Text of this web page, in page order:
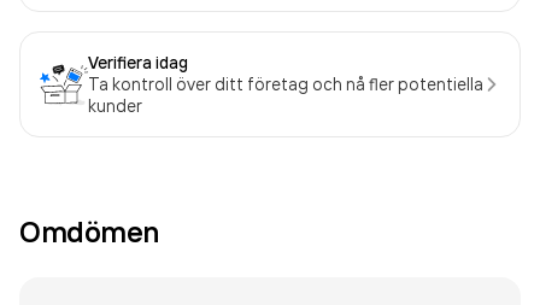
Verifiera idag
Ta kontroll över ditt företag och nå fler potentiella
kunder
Omdömen